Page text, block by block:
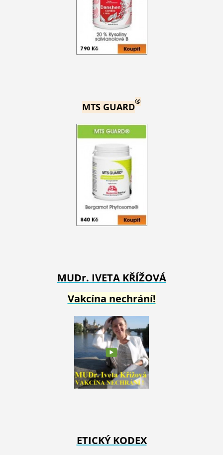
MTS GUARD®
MUDr. IVETA KŘÍŽOVÁ
Vakcína nechrání!
ETICKÝ KODEX